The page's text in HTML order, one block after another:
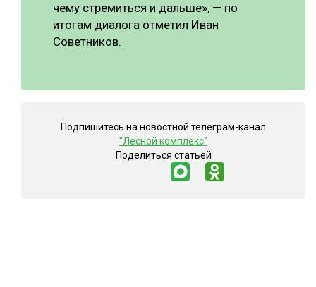
чему стремиться и дальше», — по
итогам диалога отметил Иван
Советников.
Подпишитесь на новостной телеграм-канал
"Лесной комплекс"
Поделиться статьей